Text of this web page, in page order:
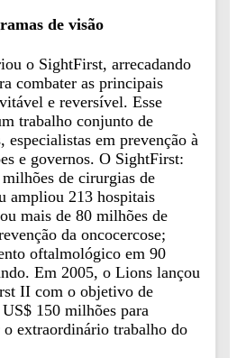
de visão
o SightFirst, arrecadando
combater as principais
e reversível. Esse
trabalho conjunto de
em prevenção à
e governos. O SightFirst:
de cirurgias de
ampliou 213 hospitais
mais de 80 milhões de
da oncocercose;
oftalmológico em 90
Em 2005, o Lions lançou
II com o objetivo de
150 milhões para
extraordinário trabalho do